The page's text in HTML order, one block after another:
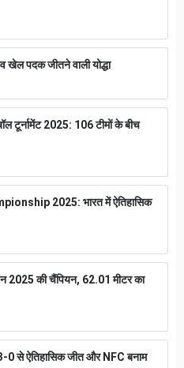
खेल पदक जीतने वाली योद्धा
टूर्नामेंट 2025: 106 टीमों के बीच
2025: भारत में ऐतिहासिक
की चैंपियन, 62.01 मीटर का
से ऐतिहासिक जीत और NFC बनाम